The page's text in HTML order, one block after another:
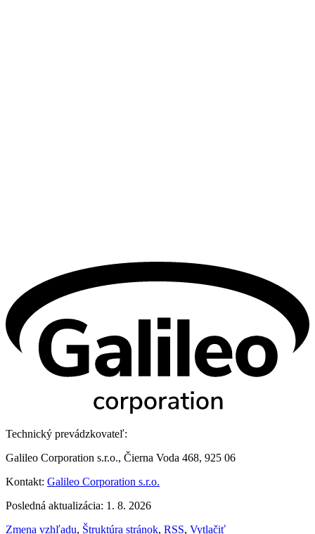
Technický prevádzkovateľ:
Galileo Corporation s.r.o., Čierna Voda 468, 925 06
Kontakt: Galileo Corporation s.r.o.
Posledná aktualizácia: 1. 8. 2026
Zmena vzhľadu, Štruktúra stránok, RSS, Vytlačiť